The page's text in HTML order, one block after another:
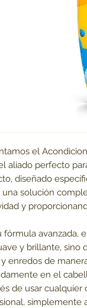
el
aliado perfecto
diseñado
solución
y
fórmula avanzada,
y brillante, sino
enredos de
en el
de usar cualquier
simplemente